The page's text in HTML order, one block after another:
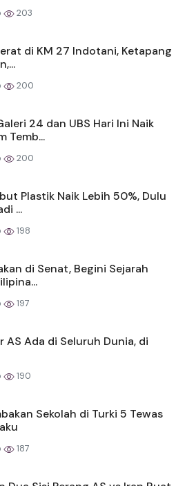
203
di KM 27 Indotani, Ketapang
200
24 dan UBS Hari Ini Naik
Temb...
200
Plastik Naik Lebih 50%, Dulu
...
198
di Senat, Begini Sejarah
197
AS Ada di Seluruh Dunia, di
190
Sekolah di Turki 5 Tewas
187